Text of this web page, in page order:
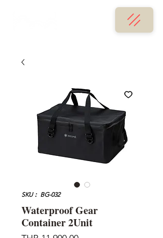
SKU： BG-032
Waterproof Gear
Container 2Unit